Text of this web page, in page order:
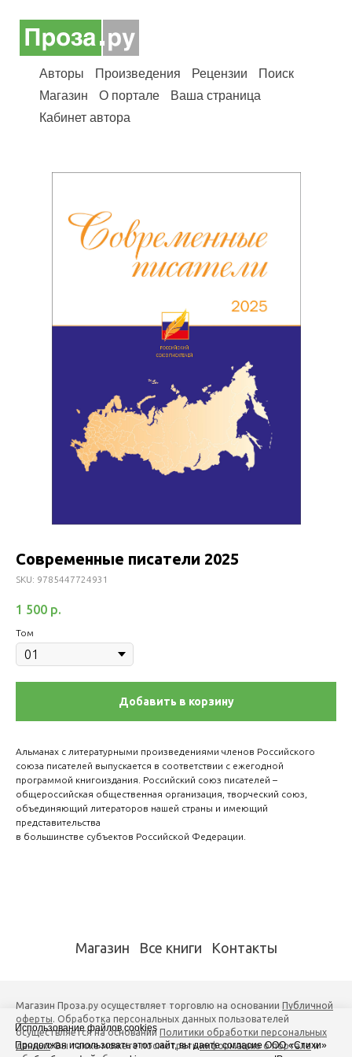
Авторы Произведения Рецензии
Поиск
Магазин
О портале
Ваша страница
Кабинет автора
Современные писатели 2025
SKU: 9785447724931
1 500 р.
Том
Добавить в корзину
Альманах с литературными произведениями членов Российского
союза писателей выпускается в соответствии с ежегодной
программой книгоиздания. Российский союз писателей –
общероссийская общественная организация, творческий союз,
объединяющий литераторов нашей страны и имеющий
представительства
в большинстве субъектов Российской Федерации.
Использование файлов cookies
Продолжая использовать этот сайт, вы даете согласие ООО «Стихи»
Магазин Все книги Контакты
Магазин Проза.ру осуществляет торговлю на основании Публичной
оферты. Обработка персональных данных пользователей
осуществляется на основании Политики обработки персональных
данных. Вы также можете посмотретьинформацию о порталеи